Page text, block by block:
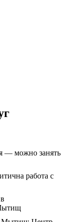
— можно занять
работа с